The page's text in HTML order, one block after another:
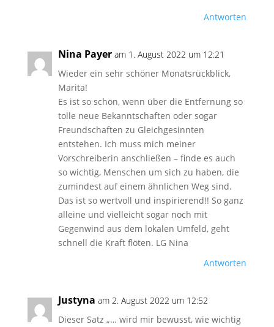
Antworten
Nina Payer am 1. August 2022 um 12:21
Wieder ein sehr schöner Monatsrückblick,
Marita!
Es ist so schön, wenn über die Entfernung so
tolle neue Bekanntschaften oder sogar
Freundschaften zu Gleichgesinnten
entstehen. Ich muss mich meiner
Vorschreiberin anschließen – finde es auch
so wichtig, Menschen um sich zu haben, die
zumindest auf einem ähnlichen Weg sind.
Das ist so wertvoll und inspirierend!! So ganz
alleine und vielleicht sogar noch mit
Gegenwind aus dem lokalen Umfeld, geht
schnell die Kraft flöten. LG Nina
Antworten
Justyna am 2. August 2022 um 12:52
Dieser Satz „… wird mir bewusst, wie wichtig